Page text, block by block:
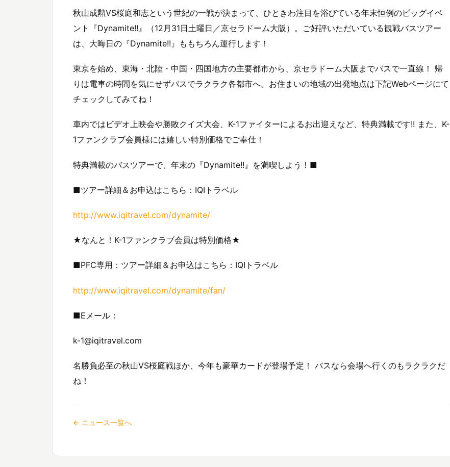
秋山成勲VS桜庭和志という世紀の一戦が決まって、ひときわ注目を浴びている年末恒例のビッグイベ
ント『Dynamite!!』（12月31日土曜日／京セラドーム大阪）。ご好評いただいている観戦バスツアー
は、大晦日の『Dynamite!!』ももちろん運行します！
東京を始め、東海・北陸・中国・四国地方の主要都市から、京セラドーム大阪までバスで一直線！ 帰
りは電車の時間を気にせずバスでラクラク各都市へ。お住まいの地域の出発地点は下記Webページにて
チェックしてみてね！
車内ではビデオ上映会や勝敗クイズ大会、K-1ファイターによるお出迎えなど、特典満載です!! また、K-
1ファンクラブ会員様には嬉しい特別価格でご奉仕！
特典満載のバスツアーで、年末の『Dynamite!!』を満喫しよう！■
■ツアー詳細＆お申込はこちら：IQIトラベル
http://www.iqitravel.com/dynamite/
★なんと！K-1ファンクラブ会員は特別価格★
■PFC専用：ツアー詳細＆お申込はこちら：IQIトラベル
http://www.iqitravel.com/dynamite/fan/
■Eメール：
k-1@iqitravel.com
名勝負必至の秋山VS桜庭戦ほか、今年も豪華カードが登場予定！ バスなら会場へ行くのもラクラクだ
ね！
← ニュース一覧へ